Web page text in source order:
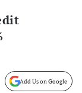
Add Us on Google